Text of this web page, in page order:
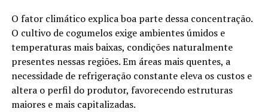
O fator climático explica boa parte dessa concentração.
O cultivo de cogumelos exige ambientes úmidos e
temperaturas mais baixas, condições naturalmente
presentes nessas regiões. Em áreas mais quentes, a
necessidade de refrigeração constante eleva os custos e
altera o perfil do produtor, favorecendo estruturas
maiores e mais capitalizadas.